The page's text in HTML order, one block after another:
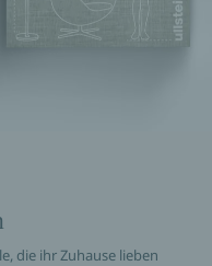
die ihr Zuhause lieben